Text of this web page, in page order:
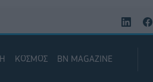
ΚΟΣΜΟΣ BN MAGAZINE